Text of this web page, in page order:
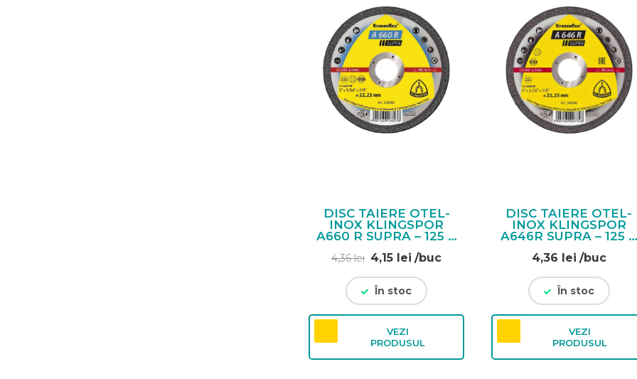
DISC TAIERE OTEL-
INOX KLINGSPOR
A660 R SUPRA – 125 X
4,36lei Prețul
a
fost:
4,36 lei.
4,15 lei Prețul
este:
4,15 lei.
/buc
În stoc
VEZI
PRODUSUL
DISC TAIERE OTEL-
INOX KLINGSPOR
A646R SUPRA – 125 X
4,36 lei /buc
În stoc
VEZI
PRODUSUL